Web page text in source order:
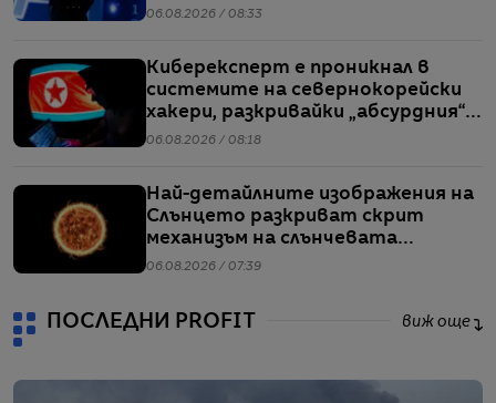
06.08.2026 / 08:33
Киберексперт е проникнал в
системите на севернокорейски
хакери, разкривайки „абсурдния“
мащаб на атаките им
06.08.2026 / 08:18
Най-детайлните изображения на
Слънцето разкриват скрит
механизъм на слънчевата
активност
06.08.2026 / 07:39
ПОСЛЕДНИ PROFIT виж още